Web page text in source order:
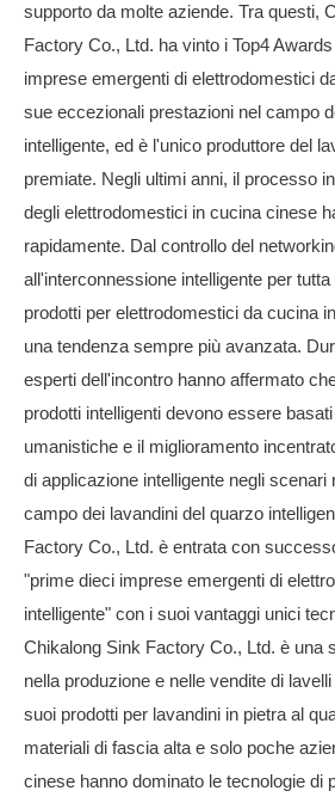
supporto da molte aziende. Tra questi,
Factory Co., Ltd. ha vinto i Top4
imprese emergenti di elettrodomestici
sue eccezionali prestazioni nel campo
intelligente, ed è l'unico produttore del
premiate. Negli ultimi anni, il processo
degli elettrodomestici in cucina cinese
rapidamente. Dal controllo del
all'interconnessione intelligente per
prodotti per elettrodomestici da cucina
una tendenza sempre più avanzata.
esperti dell'incontro hanno affermato
prodotti intelligenti devono essere
umanistiche e il miglioramento
di applicazione intelligente negli scenari
campo dei lavandini del quarzo
Factory Co., Ltd. è entrata con
"prime dieci imprese emergenti di
intelligente" con i suoi vantaggi unici
Chikalong Sink Factory Co., Ltd. è una
nella produzione e nelle vendite di lavelli
suoi prodotti per lavandini in pietra al
materiali di fascia alta e solo poche
cinese hanno dominato le tecnologie di